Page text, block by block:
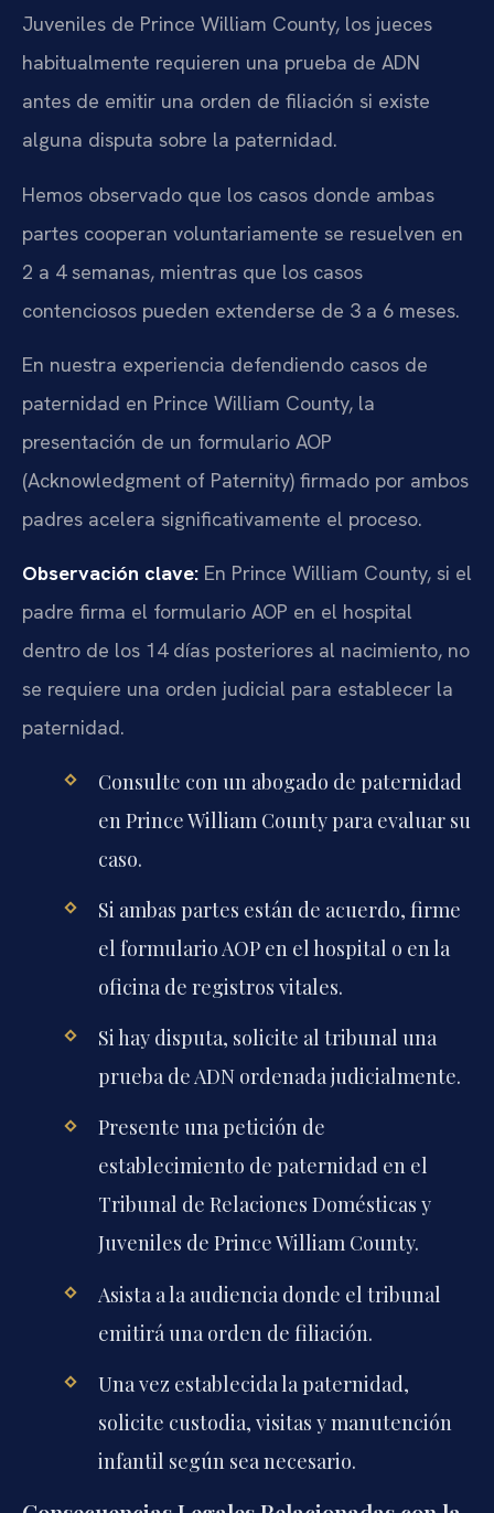
Juveniles de Prince William County, los jueces
habitualmente requieren una prueba de ADN
antes de emitir una orden de filiación si existe
alguna disputa sobre la paternidad.
Hemos observado que los casos donde ambas
partes cooperan voluntariamente se resuelven en
2 a 4 semanas, mientras que los casos
contenciosos pueden extenderse de 3 a 6 meses.
En nuestra experiencia defendiendo casos de
paternidad en Prince William County, la
presentación de un formulario AOP
(Acknowledgment of Paternity) firmado por ambos
padres acelera significativamente el proceso.
Observación clave: En Prince William County, si el
padre firma el formulario AOP en el hospital
dentro de los 14 días posteriores al nacimiento, no
se requiere una orden judicial para establecer la
paternidad.
Consulte con un abogado de paternidad
en Prince William County para evaluar su
caso.
Si ambas partes están de acuerdo, firme
el formulario AOP en el hospital o en la
oficina de registros vitales.
Si hay disputa, solicite al tribunal una
prueba de ADN ordenada judicialmente.
Presente una petición de
establecimiento de paternidad en el
Tribunal de Relaciones Domésticas y
Juveniles de Prince William County.
Asista a la audiencia donde el tribunal
emitirá una orden de filiación.
Una vez establecida la paternidad,
solicite custodia, visitas y manutención
infantil según sea necesario.